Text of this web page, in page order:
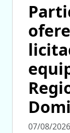
07/08/